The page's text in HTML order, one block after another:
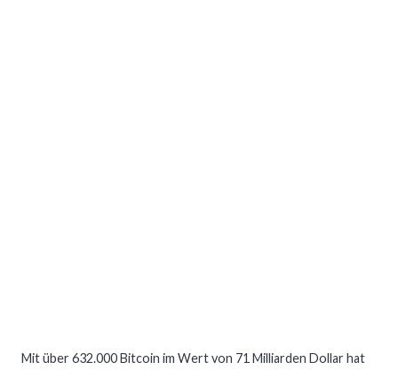
Mit über 632.000 Bitcoin im Wert von 71 Milliarden Dollar hat